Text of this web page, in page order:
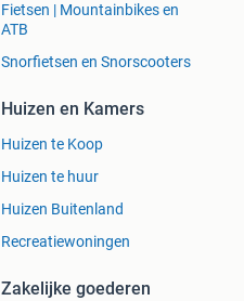
Fietsen | Mountainbikes en
ATB
Snorfietsen en Snorscooters
Huizen en Kamers
Huizen te Koop
Huizen te huur
Huizen Buitenland
Recreatiewoningen
Zakelijke goederen